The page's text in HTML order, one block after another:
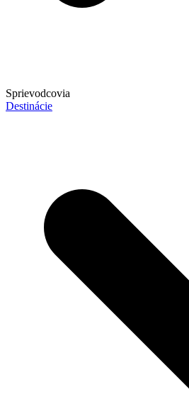
Sprievodcovia
Destinácie